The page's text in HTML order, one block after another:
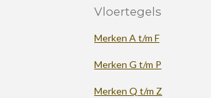
Vloertegels
Merken A t/m F
Merken G t/m P
Merken Q t/m Z